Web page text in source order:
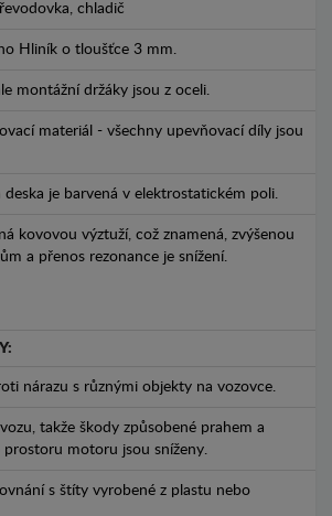
chladič
Hliník o tloušťce 3 mm.
montážní držáky jsou z oceli.
materiál - všechny upevňovací díly jsou
deska je barvená v elektrostatickém poli.
kovovou výztuží, což znamená, zvýšenou
a přenos rezonance je snížení.
nárazu s různými objekty na vozovce.
takže škody způsobené prahem a
motoru jsou sníženy.
s štíty vyrobené z plastu nebo